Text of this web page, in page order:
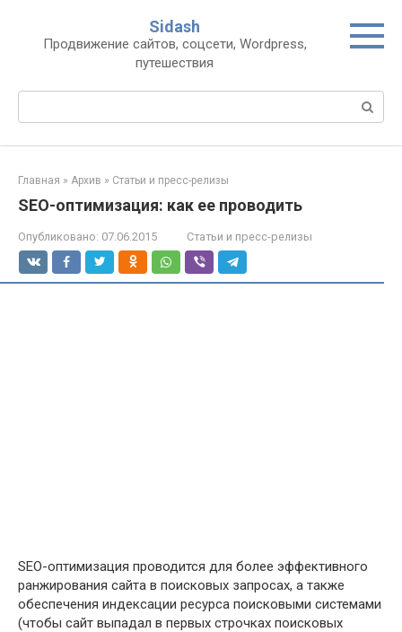
контенту
Sidash
Продвижение сайтов, соцсети, Wordpress,
путешествия
Главная » Архив » Статьи и пресс-релизы
SEO-оптимизация: как ее проводить
Опубликовано: 07.06.2015 Статьи и пресс-релизы
SEO-оптимизация проводится для более эффективного
ранжирования сайта в поисковых запросах, а также
обеспечения индексации ресурса поисковыми системами
(чтобы сайт выпадал в первых строчках поисковых